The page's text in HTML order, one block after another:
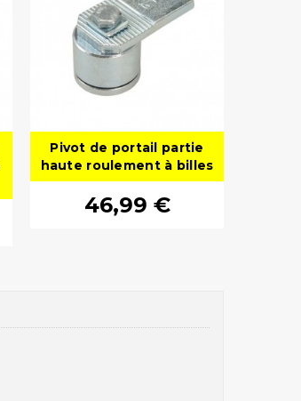
Pivot de portail partie
haute roulement à billes
46,99 €